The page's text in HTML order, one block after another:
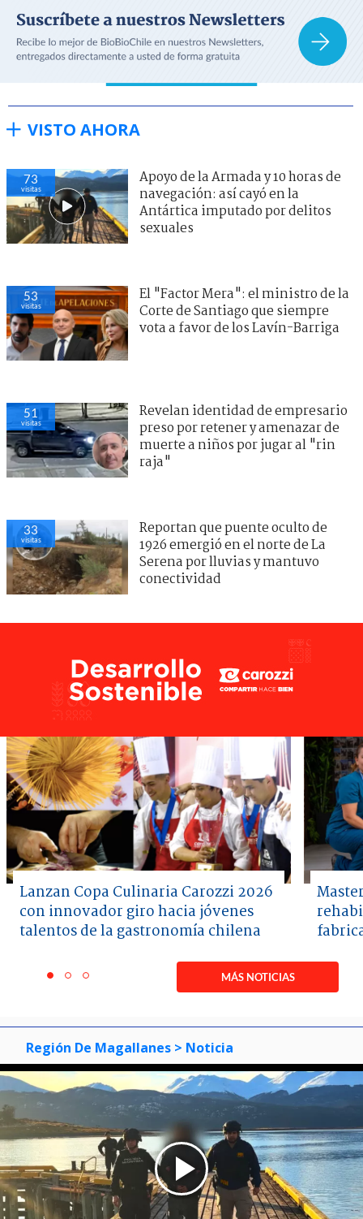
VISTO AHORA
73
visitas
Apoyo de la Armada y 10 horas de
navegación: así cayó en la
Antártica imputado por delitos
sexuales
53
visitas
El "Factor Mera": el ministro de la
Corte de Santiago que siempre
vota a favor de los Lavín-Barriga
51
visitas
Revelan identidad de empresario
preso por retener y amenazar de
muerte a niños por jugar al "rin
raja"
33
visitas
Reportan que puente oculto de
1926 emergió en el norte de La
Serena por lluvias y mantuvo
conectividad
Lanzan Copa Culinaria Carozzi 2026
con innovador giro hacia jóvenes
talentos de la gastronomía chilena
itemitemitem
MÁS NOTICIAS
Región De Magallanes > Noticia